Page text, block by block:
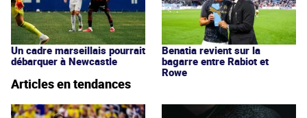
Un cadre marseillais pourrait
débarquer à Newcastle
Benatia revient sur la
bagarre entre Rabiot et
Rowe
Articles en tendances